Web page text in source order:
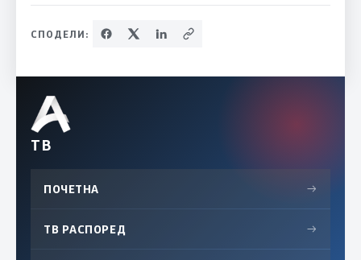
СПОДЕЛИ:
ТВ
ПОЧЕТНА →
ТВ РАСПОРЕД →